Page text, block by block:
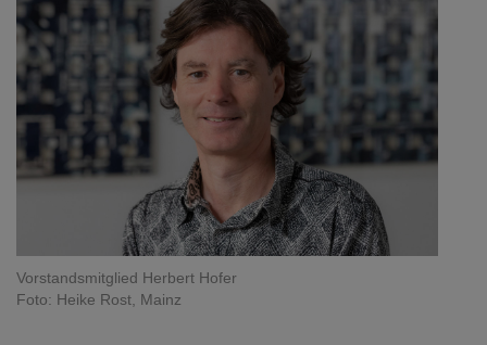
Vorstandsmitglied Herbert Hofer
Foto: Heike Rost, Mainz